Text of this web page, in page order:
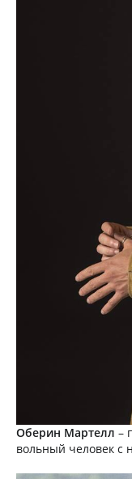
Оберин Мартелл –
вольный человек